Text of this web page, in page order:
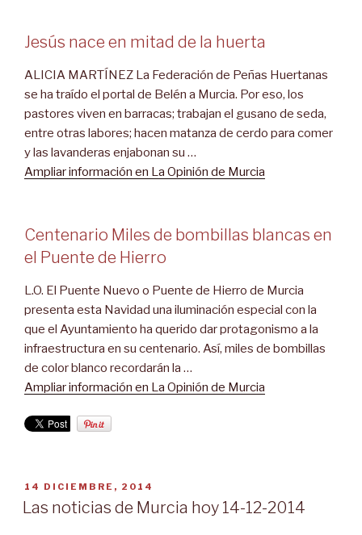
Jesús nace en mitad de la huerta
ALICIA MARTÍNEZ La Federación de Peñas Huertanas
se ha traído el portal de Belén a Murcia. Por eso, los
pastores viven en barracas; trabajan el gusano de seda,
entre otras labores; hacen matanza de cerdo para comer
y las lavanderas enjabonan su …
Ampliar información en La Opinión de Murcia
Centenario Miles de bombillas blancas en
el Puente de Hierro
L.O. El Puente Nuevo o Puente de Hierro de Murcia
presenta esta Navidad una iluminación especial con la
que el Ayuntamiento ha querido dar protagonismo a la
infraestructura en su centenario. Así, miles de bombillas
de color blanco recordarán la …
Ampliar información en La Opinión de Murcia
PUBLICADO
EL
14 DICIEMBRE, 2014
Las noticias de Murcia hoy 14-12-2014